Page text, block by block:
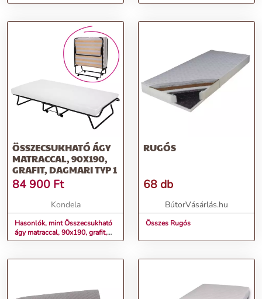
ÖSSZECSUKHATÓ ÁGY
MATRACCAL, 90X190,
GRAFIT, DAGMARI TYP 1
84 900 Ft
Kondela
Hasonlók, mint Összecsukható
ágy matraccal, 90x190, grafit,
DAGMARI TYP 1
RUGÓS
68 db
BútorVásárlás.hu
Összes Rugós